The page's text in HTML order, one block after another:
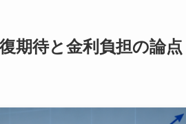
期待と金利負担の論点